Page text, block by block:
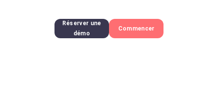
Réserver une
démo
Commencer